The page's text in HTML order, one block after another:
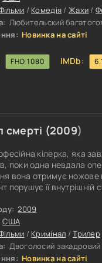
/ Комедія /Жахи /
Любительский
Новинка на сайті
FHD 1080 IMDb:
смерті (2009)
кілерка, яка
поки одна невдала
вона отримує
порушує її
ударом. Після цього
жертв, а почуття
2009
США
/ Кримінал /Трилер
Двоголосий закадровий
Новинка на сайті